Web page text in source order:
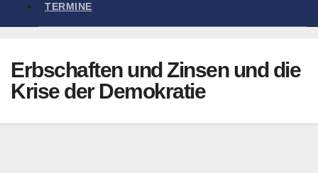
TERMINE
Erbschaften und Zinsen und die
Krise der Demokratie